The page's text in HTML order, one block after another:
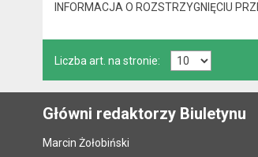
INFORMACJA O ROZSTRZYGNIĘCIU
Liczba art. na stronie:
Główni redaktorzy Biuletynu
Marcin Żołobiński